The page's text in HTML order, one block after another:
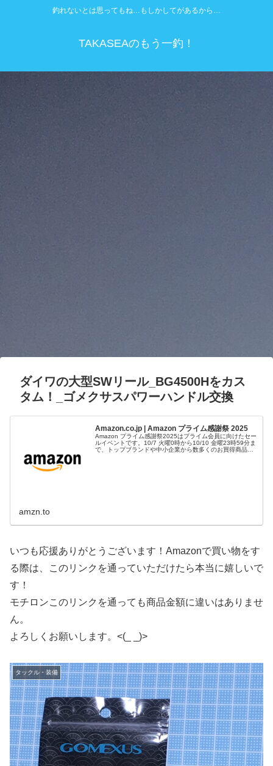
釣れないとは思ってもね…もしかしてがあるから…
TAKASEAのもう一釣！
ダイワの大型SWリール_BG4500Hをカス
タム！_ゴメクサスパワーハンドル交換
Amazon.co.jp | Amazon プライム感謝祭 2025
Amazon プライム感謝祭2025はプライム会員に向けたセー
ルイベントです。10/7 火曜0時から10/10 金曜23時59分ま
で、トップブランドや中小企業から数多くのお買得商品が
amzn.to
いつも応援ありがとうございます！Amazonで買い物をす
る際は、このリンクを通っていただけたら本当に嬉しいで
す！
モチロンこのリンクを通っても商品金額に違いはありませ
ん。
よろしくお願いします。<(_ _)>
タックル・装備